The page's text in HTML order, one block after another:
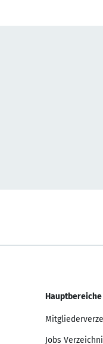
Hauptbereiche
Jobs